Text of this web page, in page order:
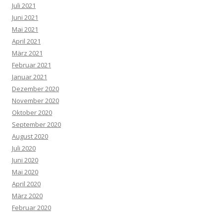
Juli 2021
Juni 2021
Mai 2021
April 2021
März 2021
Februar 2021
Januar 2021
Dezember 2020
November 2020
Oktober 2020
September 2020
August 2020
Juli 2020
Juni 2020
Mai 2020
April 2020
März 2020
Februar 2020